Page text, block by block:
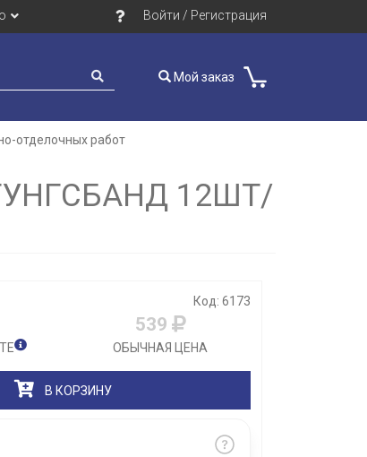
Войти / Регистрация
Мой заказ
отделочных работ
12ШТ/
Код: 6173
539
ОБЫЧНАЯ ЦЕНА
В КОРЗИНУ